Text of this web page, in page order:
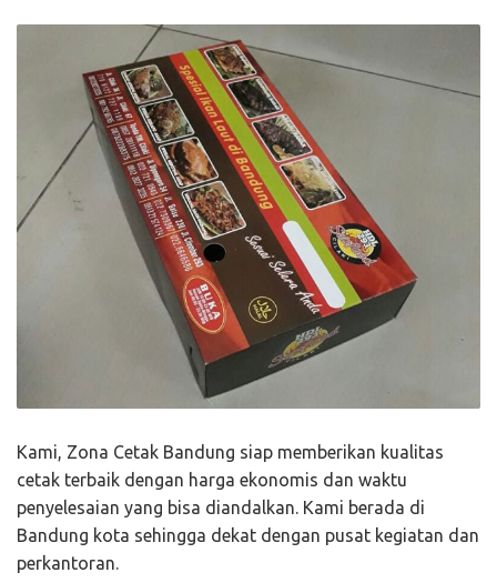
Kami, Zona Cetak Bandung siap memberikan kualitas
cetak terbaik dengan harga ekonomis dan waktu
penyelesaian yang bisa diandalkan. Kami berada di
Bandung kota sehingga dekat dengan pusat kegiatan dan
perkantoran.